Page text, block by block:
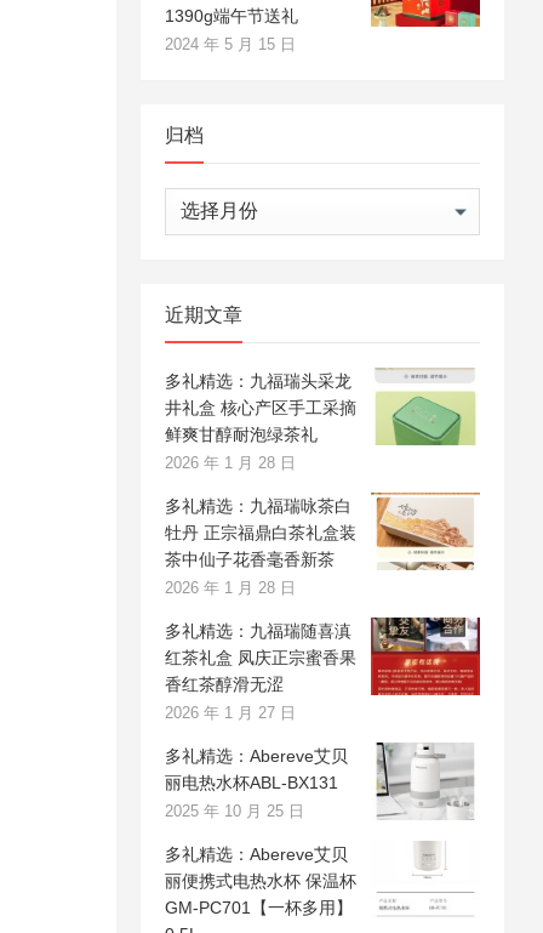
1390g端午节送礼
2024 年 5 月 15 日
归档
归
档
近期文章
多礼精选：九福瑞头采龙
井礼盒 核心产区手工采摘
鲜爽甘醇耐泡绿茶礼
2026 年 1 月 28 日
多礼精选：九福瑞咏茶白
牡丹 正宗福鼎白茶礼盒装
茶中仙子花香毫香新茶
2026 年 1 月 28 日
多礼精选：九福瑞随喜滇
红茶礼盒 凤庆正宗蜜香果
香红茶醇滑无涩
2026 年 1 月 27 日
多礼精选：Abereve艾贝
丽电热水杯ABL-BX131
2025 年 10 月 25 日
多礼精选：Abereve艾贝
丽便携式电热水杯 保温杯
GM-PC701【一杯多用】